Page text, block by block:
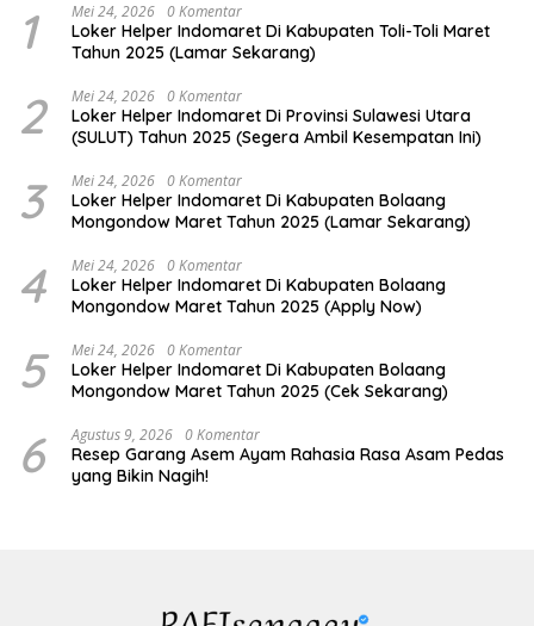
1 Mei 24, 2026 0 Komentar
Loker Helper Indomaret Di Kabupaten Toli-Toli Maret
Tahun 2025 (Lamar Sekarang)
2 Mei 24, 2026 0 Komentar
Loker Helper Indomaret Di Provinsi Sulawesi Utara
(SULUT) Tahun 2025 (Segera Ambil Kesempatan Ini)
3 Mei 24, 2026 0 Komentar
Loker Helper Indomaret Di Kabupaten Bolaang
Mongondow Maret Tahun 2025 (Lamar Sekarang)
4 Mei 24, 2026 0 Komentar
Loker Helper Indomaret Di Kabupaten Bolaang
Mongondow Maret Tahun 2025 (Apply Now)
5 Mei 24, 2026 0 Komentar
Loker Helper Indomaret Di Kabupaten Bolaang
Mongondow Maret Tahun 2025 (Cek Sekarang)
6 Agustus 9, 2026 0 Komentar
Resep Garang Asem Ayam Rahasia Rasa Asam Pedas
yang Bikin Nagih!